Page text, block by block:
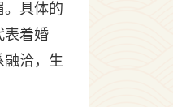
。具体的
表着婚
融洽，生